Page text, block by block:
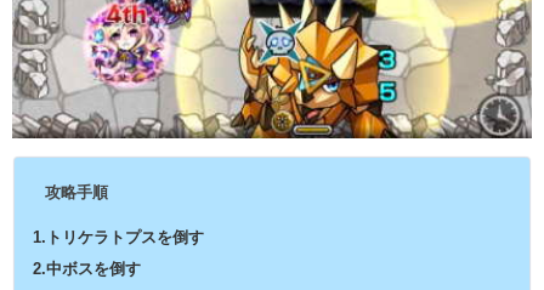
攻略手順
1.トリケラトプスを倒す
2.中ボスを倒す